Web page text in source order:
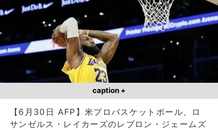
caption +
【6月30日 AFP】米プロバスケットボール、ロ
サンゼルス・レイカーズのレブロン・ジェームズ